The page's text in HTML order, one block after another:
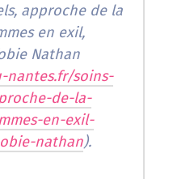
approche de la
en exil,
Nathan
soins-
de-la-
en-exil-
nathan).